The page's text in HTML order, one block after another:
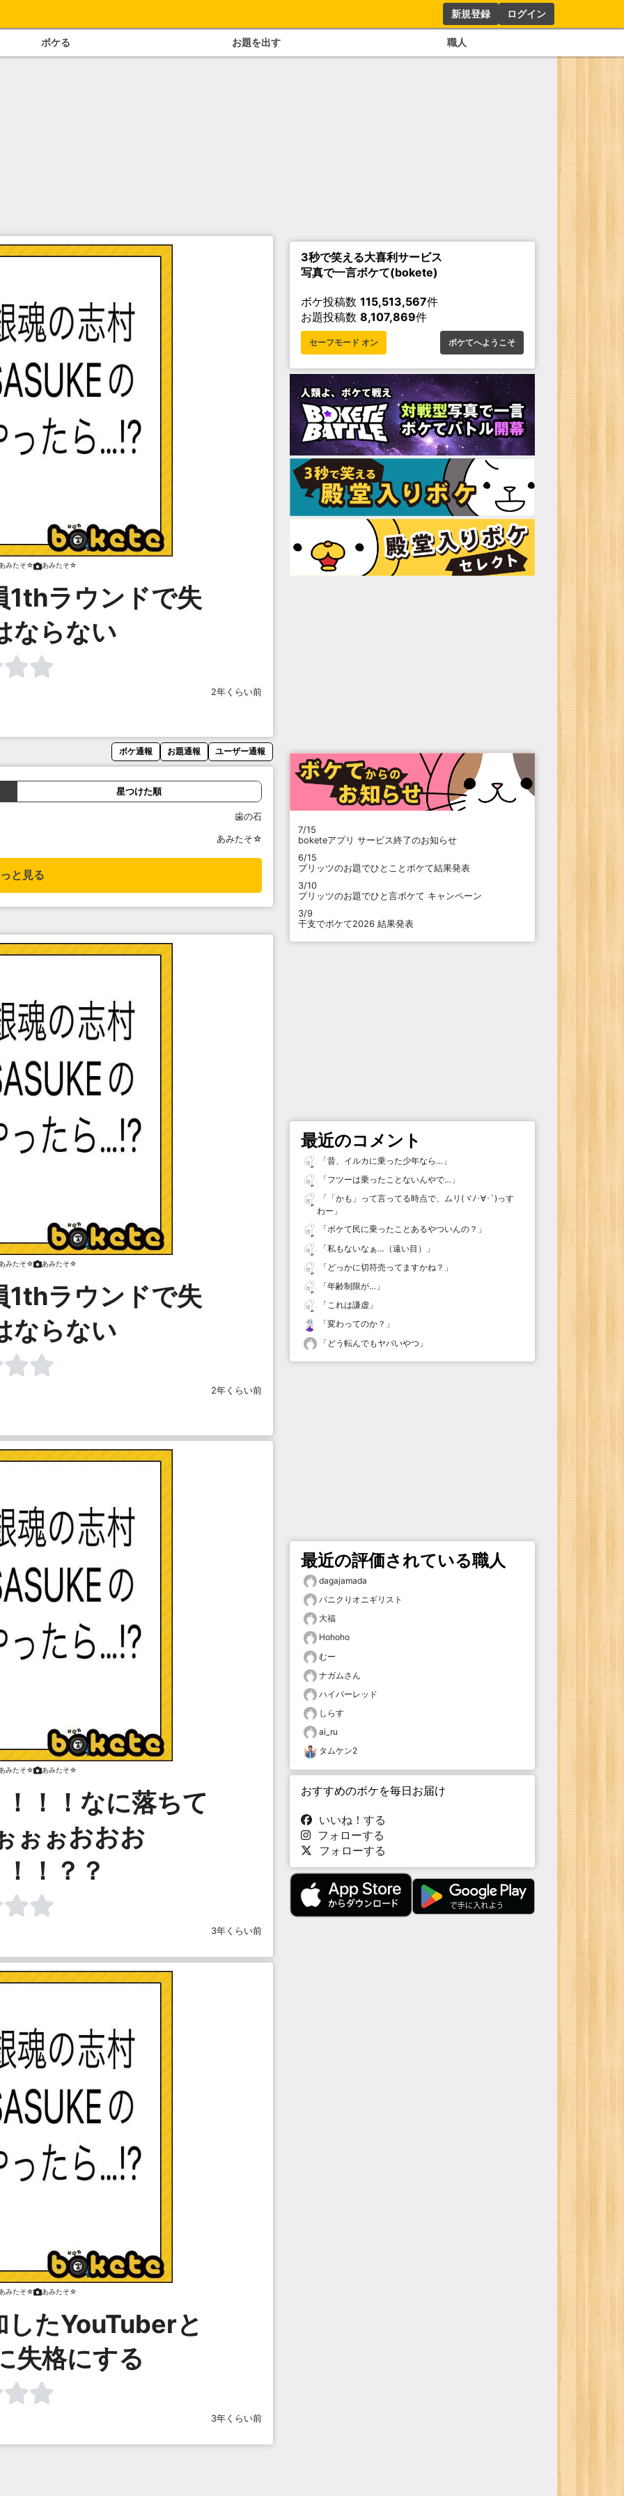
新規登録 ログイン
ボケる お題を出す 職人
みたそ☆ あみたそ☆
1thラウンドで失
ならない
2年くらい前
ボケ通報 お題通報 ユーザー通報
星つけた順
歯の石
あみたそ☆
と見る
みたそ☆ あみたそ☆
1thラウンドで失
ならない
2年くらい前
みたそ☆ あみたそ☆
！！なに落ちて
ぉぉおおお
！？？
3年くらい前
みたそ☆ あみたそ☆
たYouTuberと
失格にする
3年くらい前
3秒で笑える大喜利サービス
写真で一言ボケて(bokete)
ボケ投稿数 115,513,567件
お題投稿数 8,107,869件
セーフモード オン ボケてへようこそ
7/15
boketeアプリ サービス終了のお知らせ
6/15
プリッツのお題でひとことボケて結果発表
3/10
プリッツのお題でひと言ボケて キャンペーン
3/9
干支でボケて2026 結果発表
最近のコメント
「昔、イルカに乗った少年なら… 」
「フツーは乗ったことないんやで… 」
「 「かも」って言ってる時点で、ムリ(ヾﾉ･∀･`)っす
わー 」
「ボケて民に乗ったことあるやついんの？ 」
「私もないなぁ…（遠い目）
」
「 どっかに切符売ってますかね？ 」
「年齢制限が… 」
「これは謙虚 」
「変わってのか？ 」
「 どう転んでもヤバいやつ 」
最近の評価されている職人
dagajamada
パニクりオニギリスト
大福
Hohoho
むー
ナガムさん
ハイパーレッド
しらす
ai_ru
タムケン2
おすすめのボケを毎日お届け
いいね！する
フォローする
フォローする